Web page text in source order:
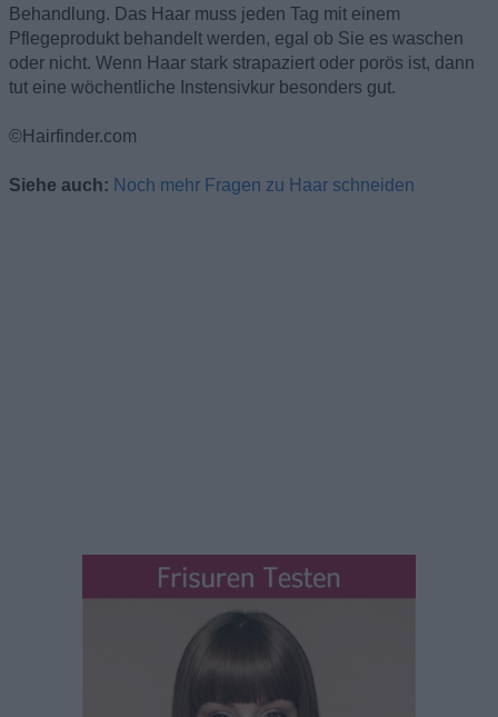
Behandlung. Das Haar muss jeden Tag mit einem
Pflegeprodukt behandelt werden, egal ob Sie es waschen
oder nicht. Wenn Haar stark strapaziert oder porös ist, dann
tut eine wöchentliche Instensivkur besonders gut.
©Hairfinder.com
Siehe auch: Noch mehr Fragen zu Haar schneiden